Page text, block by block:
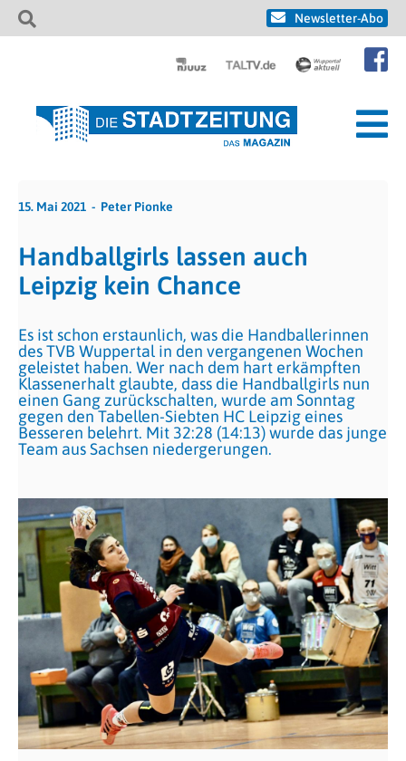
Newsletter-Abo
15. Mai 2021 Peter Pionke
Handballgirls lassen auch
Leipzig kein Chance
Es ist schon erstaunlich, was die Handballerinnen
des TVB Wuppertal in den vergangenen Wochen
geleistet haben. Wer nach dem hart erkämpften
Klassenerhalt glaubte, dass die Handballgirls nun
einen Gang zurückschalten, wurde am Sonntag
gegen den Tabellen-Siebten HC Leipzig eines
Besseren belehrt. Mit 32:28 (14:13) wurde das junge
Team aus Sachsen niedergerungen.